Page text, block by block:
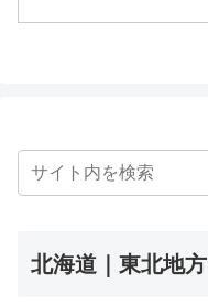
北海道｜東北地方